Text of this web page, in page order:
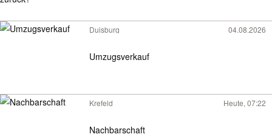
Duisburg 04.08.2026
Umzugsverkauf
Krefeld Heute, 07:22
Nachbarschaft